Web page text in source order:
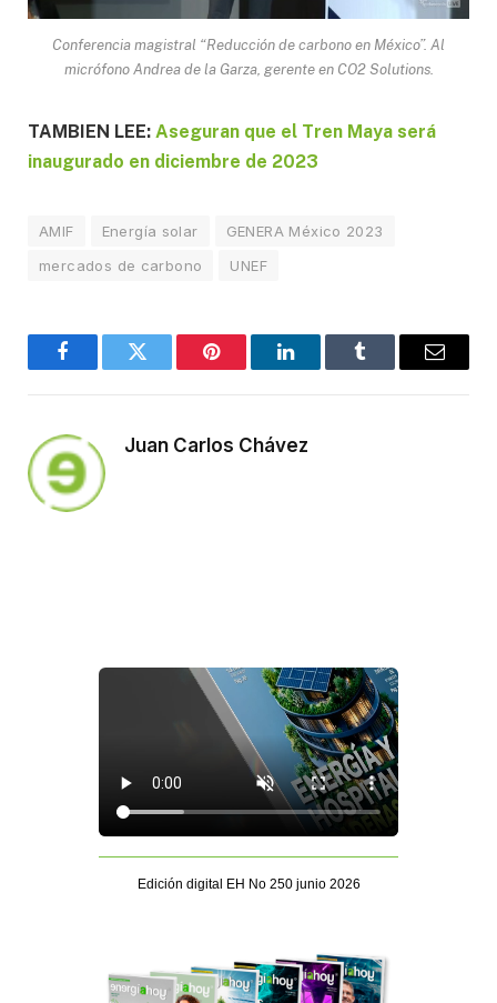
Conferencia magistral “Reducción de carbono en México”. Al
micrófono Andrea de la Garza, gerente en CO2 Solutions.
TAMBIEN LEE: Aseguran que el Tren Maya será
inaugurado en diciembre de 2023
AMIF Energía solar
GENERA México 2023
mercados de carbono
UNEF
FacebookTwitter Pinterest LinkedInTumblr Email
Juan Carlos Chávez
Edición digital EH No 250 junio 2026